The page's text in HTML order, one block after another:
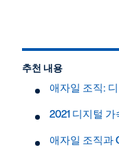
추천 내용
애자일 조직:
2021 디지털
애자일 조직과